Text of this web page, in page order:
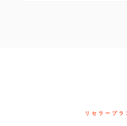
リセラープラ